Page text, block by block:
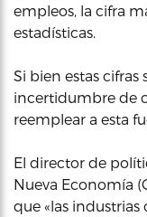
empleos, la cifra
estadísticas.
Si bien estas cifras
incertidumbre de
reemplear a esta
El director de
Nueva Economía
que «las